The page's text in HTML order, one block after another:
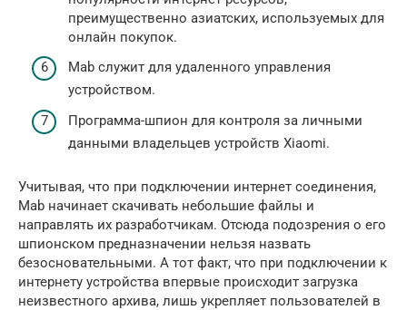
преимущественно азиатских, используемых для
онлайн покупок.
Mab служит для удаленного управления
устройством.
Программа-шпион для контроля за личными
данными владельцев устройств Xiaomi.
Учитывая, что при подключении интернет соединения,
Mab начинает скачивать небольшие файлы и
направлять их разработчикам. Отсюда подозрения о его
шпионском предназначении нельзя назвать
безосновательными. А тот факт, что при подключении к
интернету устройства впервые происходит загрузка
неизвестного архива, лишь укрепляет пользователей в